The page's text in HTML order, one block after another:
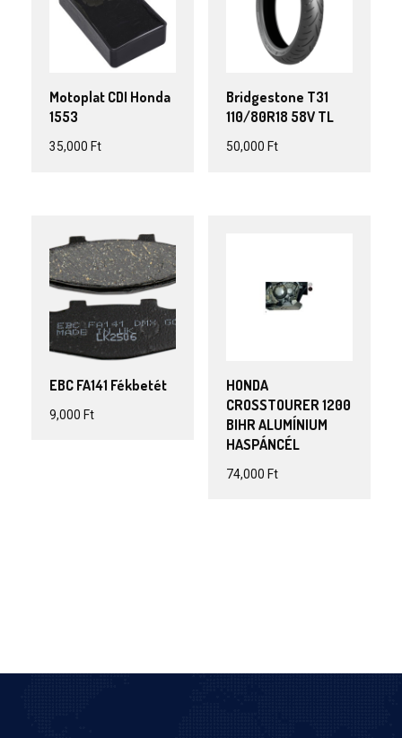
Motoplat CDI Honda
1553
35,000 Ft
Bridgestone T31
110/80R18 58V TL
50,000 Ft
EBC FA141 Fékbetét
9,000 Ft
HONDA
CROSSTOURER 1200
BIHR ALUMÍNIUM
HASPÁNCÉL
74,000 Ft